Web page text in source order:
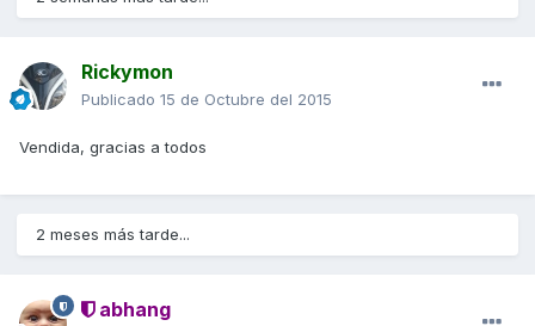
Rickymon
Publicado 15 de Octubre del 2015
Vendida, gracias a todos
2 meses más tarde...
abhang